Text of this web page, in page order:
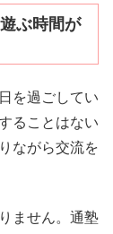
ぶ時間が
を過ごしてい
ることはない
ながら交流を
ません。通塾